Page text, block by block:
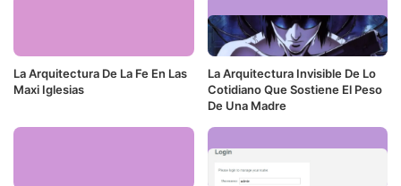
La Arquitectura De La Fe En Las
Maxi Iglesias
La Arquitectura Invisible De Lo
Cotidiano Que Sostiene El Peso
De Una Madre